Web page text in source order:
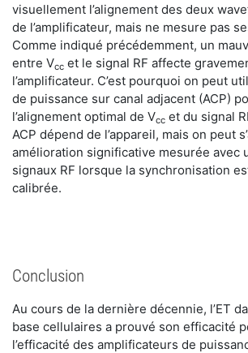
visuellement l’alignement des deux
de l’amplificateur, mais ne mesure pas
Comme indiqué précédemment, un
entre Vcc et le signal RF affecte
l’amplificateur. C’est pourquoi on peut
de puissance sur canal adjacent (ACP)
l’alignement optimal de Vcc et du signal
ACP dépend de l’appareil, mais on peut
amélioration significative mesurée avec
signaux RF lorsque la synchronisation
calibrée.
Conclusion
Au cours de la dernière décennie, l’ET
base cellulaires a prouvé son efficacité
l’efficacité des amplificateurs de